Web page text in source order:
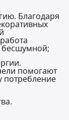
Благодаря
бесшумной;
помогают
потребление